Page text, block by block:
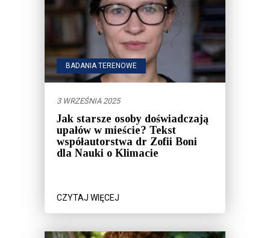
BADANIA TERENOWE
3 WRZEŚNIA 2025
Jak starsze osoby doświadczają
upałów w mieście? Tekst
współautorstwa dr Zofii Boni
dla Nauki o Klimacie
CZYTAJ WIĘCEJ